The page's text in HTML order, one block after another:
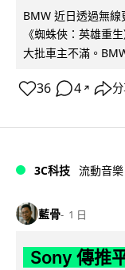
BMW 近日透過無
《蜘蛛俠：英雄重
大批車主不滿。
36 4 ↗
3C科技 流動音樂
藍骨 1 日
Sony 傳推